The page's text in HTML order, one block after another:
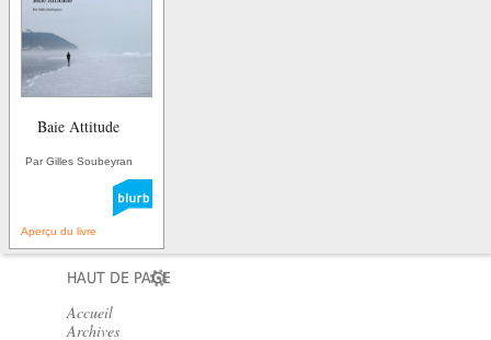
Baie Attitude
Par Gilles Soubeyran
Aperçu du livre
HAUT DE PAGE
Accueil
Archives